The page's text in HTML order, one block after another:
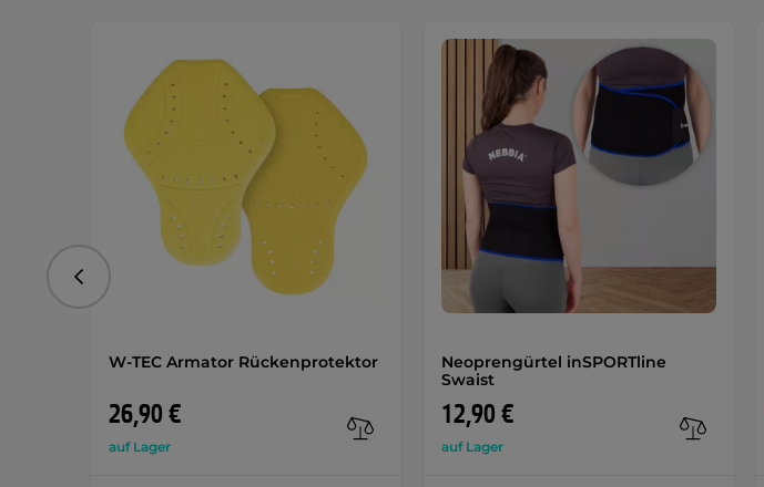
W-TEC Armator Rückenprotektor
26,90 €
auf Lager
Neoprengürtel inSPORTline
Swaist
12,90 €
auf Lager
vorhergehend